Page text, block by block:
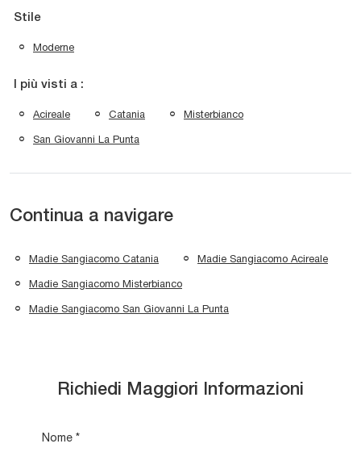
Stile
Moderne
I più visti a :
Acireale Catania Misterbianco
San Giovanni La Punta
Continua a navigare
Madie Sangiacomo Catania Madie Sangiacomo Acireale
Madie Sangiacomo Misterbianco
Madie Sangiacomo San Giovanni La Punta
Richiedi Maggiori Informazioni